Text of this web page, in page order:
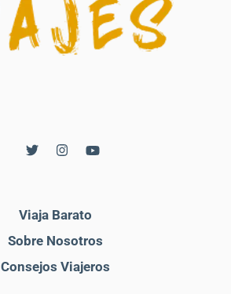
Viaja Barato
Sobre Nosotros
Consejos Viajeros